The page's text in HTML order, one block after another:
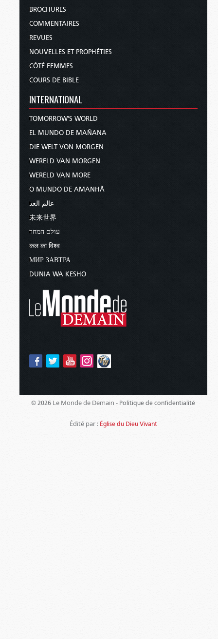
BROCHURES
COMMENTAIRES
REVUES
NOUVELLES ET PROPHÉTIES
CÔTÉ FEMMES
COURS DE BIBLE
INTERNATIONAL
TOMORROW'S WORLD
EL MUNDO DE MAÑANA
DIE WELT VON MORGEN
WERELD VAN MORGEN
WERELD VAN MORE
O MUNDO DE AMANHÃ
عالم الغد
未来世界
עולם המחר
कल का विश्व
МИР ЗАВТРА
DUNIA WA KESHO
© 2026 Le Monde de Demain - Politique de confidentialité
Édité par : Église du Dieu Vivant